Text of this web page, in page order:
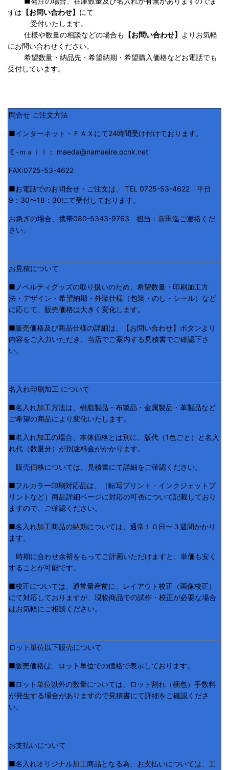
ずは 【お問い合わせ】 にて
受付いたします。
仕様や数量の相談などの場合も
【お問い合わせ】
よりお気軽
にお問い合わせください。
希望数量・納品先・希望納期・希望購入価格などお電話でも
受付しています。
問合せ ご注文方法
■インターネット・ＦＡＸにて24時間受け付けております。
Ｅ-ｍａｉｌ： maeda@namaeire.ocnk.net
FAX:0725-53-4622
■お電話でのお問合せ・ご注文は、 TEL 0725-53-4622 平日
9：30〜18：30にて受付しております。
お急ぎの場合、携帯080-5343-9763 担当：前田迄ご連絡くだ
さい。
お見積について
■ノベルティグッズの取り扱いのため、希望数量・印刷加工方
法・デザイン・希望納期・外装仕様（包装・のし・シール）など
に応じて、販売価格は大きく変化します。
■販売価格及び商品仕様の詳細は、【お問い合わせ】ボタンより
内容をご入力いただき、当店でご案内する見積書でご確認下さ
い。
名入れ印刷加工 について
■名入れ加工方法は、樹脂製品・布製品・金属製品・革製品など
ご希望の商品により変化いたします。
■名入れ加工の場合、本体価格とは別に、版代（1色ごと）と名入
れ代（数量分）が別途料金がかかります。
販売価格については、見積書にて詳細をご確認ください。
■フルカラー印刷対応品は、（転写プリント・インクジェットプ
リントなど）商品詳細ページに対応の可否について記載しており
ますので、ご確認ください。
■名入れ加工商品の納期については、通常１０日〜３週間かかり
ます。
時期に合わせ余裕をもってご計画いただけますと、単価も安く
することが可能です。
■校正については、通常量産前に、レイアウト校正（画像校正）
にて対応しておりますが、現物商品での試作・校正が必要な場合
はお気軽にご相談ください。
ロット単位以下販売について
■販売価格は、ロット単位での価格で表示しております。
■ロット単位以外の数量については、ロット割れ（梱包）手数料
が発生する場合がありますので見積書にて詳細をご確認くださ
い。
お支払いについて
■名入れオリジナル加工商品となる為、お支払いについては、工